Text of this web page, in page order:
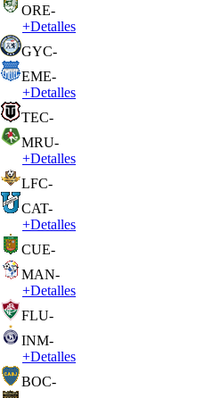
ORE-
+Detalles
GYC-
EME-
+Detalles
TEC-
MRU-
+Detalles
LFC-
CAT-
+Detalles
CUE-
MAN-
+Detalles
FLU-
INM-
+Detalles
BOC-